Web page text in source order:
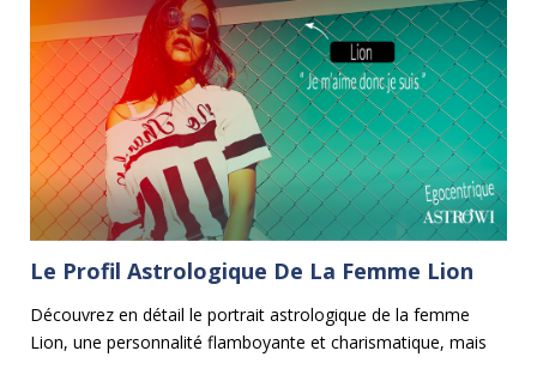
Le Profil Astrologique De La Femme Lion
Découvrez en détail le portrait astrologique de la femme
Lion, une personnalité flamboyante et charismatique, mais